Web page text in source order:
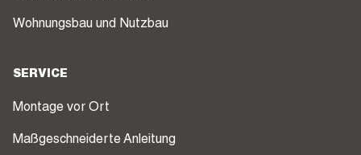
Wohnungsbau und Nutzbau
SERVICE
Montage vor Ort
Maßgeschneiderte Anleitung